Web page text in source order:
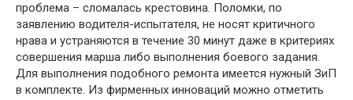
проблема – сломалась крестовина. Поломки, по
заявлению водителя-испытателя, не носят критичного
нрава и устраняются в течение 30 минут даже в критериях
совершения марша либо выполнения боевого задания.
Для выполнения подобного ремонта имеется нужный ЗиП
в комплекте. Из фирменных инноваций можно отметить